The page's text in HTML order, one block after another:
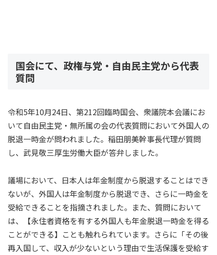
国会にて、政権与党・自由民主党から代表
質問
令和5年10月24日、第212回臨時国会、衆議院本会議にお
いて自由民主党・無所属の会の代表質問において外国人の
脱退一時金が問われました。稲田朋美幹事長代理が質問
し、武見敬三厚生労働大臣が答弁しました。
議場において、日本人は年金制度から脱退することはでき
ないが、外国人は年金制度から脱退でき、さらに一時金を
受給できることを指摘されました。また、質問において
は、【永住者資格を有する外国人も年金脱退一時金を得る
ことができる】ことも触れられています。さらに「その後
再入国して、収入が少ないという理由で生活保護を受給す